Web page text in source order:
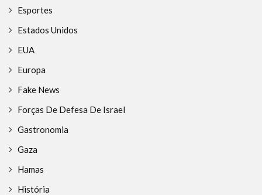
Esportes
Estados Unidos
EUA
Europa
Fake News
Forças De Defesa De Israel
Gastronomia
Gaza
Hamas
História